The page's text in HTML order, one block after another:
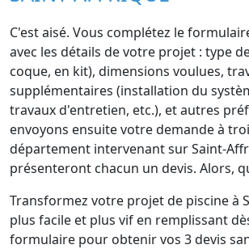
C'est aisé. Vous complétez le
avec les détails de votre projet : type
coque, en kit), dimensions voulues,
supplémentaires (installation du
travaux d'entretien, etc.), et autres
envoyons ensuite votre demande à
département intervenant sur Saint-
présenteront chacun un devis. Alors,
Transformez votre projet de piscine à
plus facile et plus vif en remplissant
formulaire pour obtenir vos 3 devis